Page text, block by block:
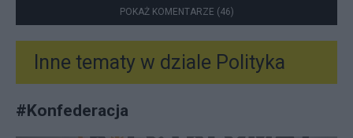
POKAŻ KOMENTARZE (46)
Inne tematy w dziale Polityka
#Konfederacja